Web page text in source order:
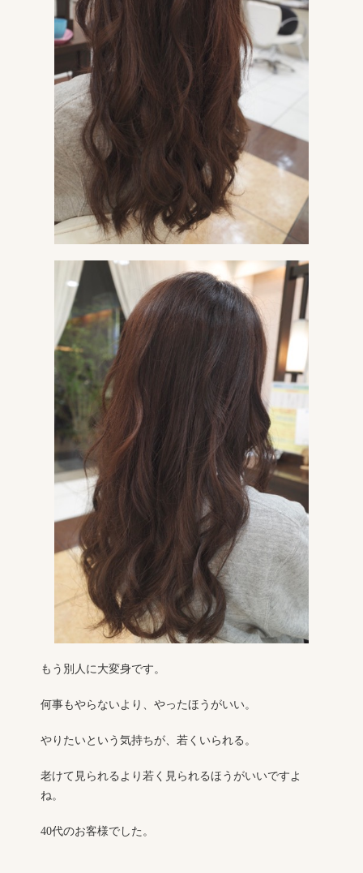
もう別人に大変身です。
何事もやらないより、やったほうがいい。
やりたいという気持ちが、若くいられる。
老けて見られるより若く見られるほうがいいですよ
ね。
40代のお客様でした。